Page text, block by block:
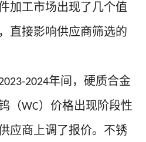
加工市场出现了几个值
直接影响供应商筛选的
2024年间，硬质合金
（WC）价格出现阶段性
应商上调了报价。不锈